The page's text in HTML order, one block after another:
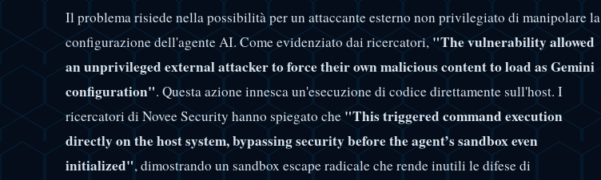
Il problema risiede nella possibilità per un attaccante esterno non privilegiato di manipolare la
configurazione dell'agente AI. Come evidenziato dai ricercatori,"The vulnerability allowed
an unprivileged external attacker to force their own malicious content to load as Gemini
configuration". Questa azione innesca un'esecuzione di codice direttamente sull'host. I
ricercatori di Novee Security hanno spiegato che"This triggered command execution
directly on the host system, bypassing security before the agent’s sandbox even
initialized", dimostrando un sandbox escape radicale che rende inutili le difese di